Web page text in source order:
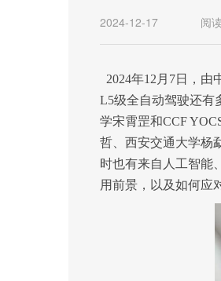
2024-12-17 阅
2024年12月7日，由
L5级全自动驾驶还有
学宋霄罡和CCF
哲、西安交通大学杨
时也有来自人工智能
用前景，以及如何应